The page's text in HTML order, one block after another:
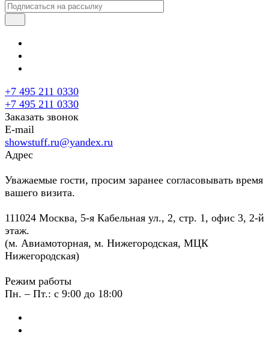
+7 495 211 0330
+7 495 211 0330
Заказать звонок
E-mail
showstuff.ru@yandex.ru
Адрес
Уважаемые гости, просим заранее согласовывать время
вашего визита.
111024 Москва, 5-я Кабельная ул., 2, стр. 1, офис 3, 2-й
этаж.
(м. Авиамоторная, м. Нижегородская, МЦК
Нижегородская)
Режим работы
Пн. – Пт.: с 9:00 до 18:00